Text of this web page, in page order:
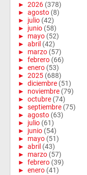
► 2026 (378)
► agosto (8)
► julio (42)
► junio (58)
► mayo (52)
► abril (42)
► marzo (57)
► febrero (66)
► enero (53)
► 2025 (688)
► diciembre (51)
► noviembre (79)
► octubre (74)
► septiembre (75)
► agosto (63)
► julio (61)
► junio (54)
► mayo (51)
► abril (43)
► marzo (57)
► febrero (39)
► enero (41)